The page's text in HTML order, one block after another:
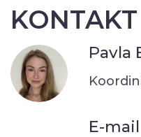
KONTAKT
Pavla
E-mail